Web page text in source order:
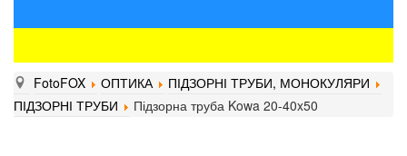
FotoFOX ОПТИКА
ПІДЗОРНІ ТРУБИ, МОНОКУЛЯРИ
ПІДЗОРНІ ТРУБИ
Підзорна труба Kowa 20-40x50